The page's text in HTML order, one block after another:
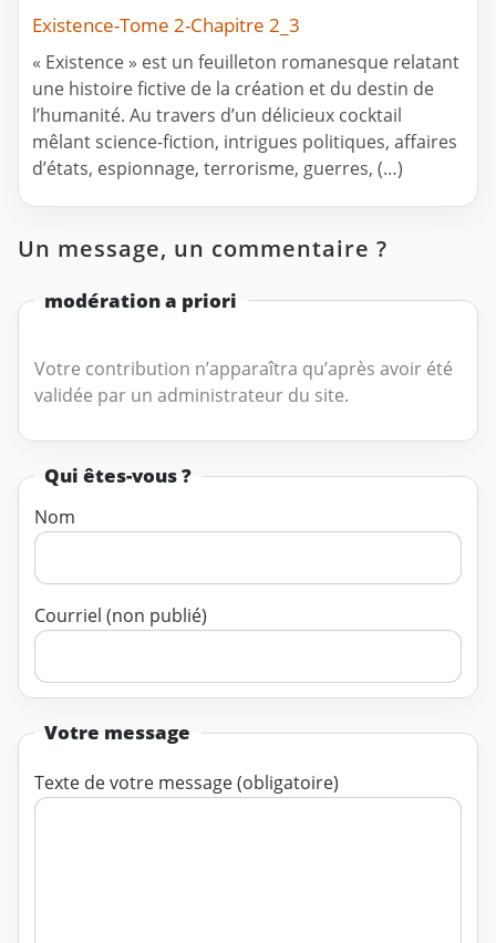
Existence-Tome 2-Chapitre 2_3
« Existence » est un feuilleton romanesque relatant
une histoire fictive de la création et du destin de
l’humanité. Au travers d’un délicieux cocktail
mêlant science-fiction, intrigues politiques, affaires
d’états, espionnage, terrorisme, guerres, (…)
Un message, un commentaire ?
modération a priori
Votre contribution n’apparaîtra qu’après avoir été
validée par un administrateur du site.
Qui êtes-vous ?
Nom
Courriel (non publié)
Votre message
Texte de votre message (obligatoire)